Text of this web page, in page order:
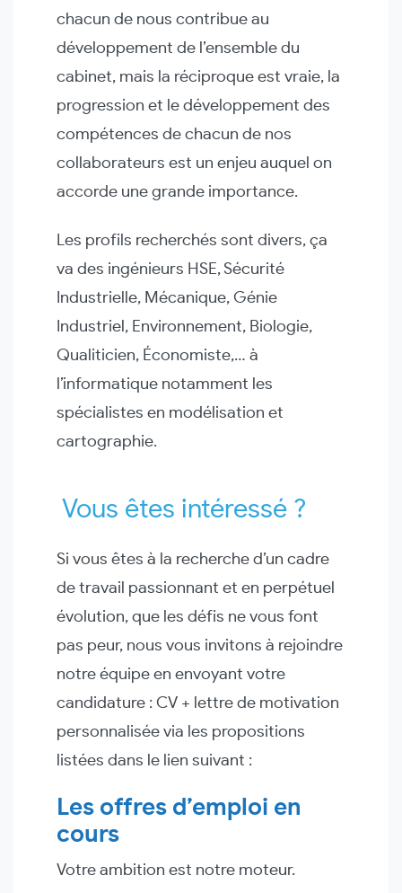
chacun de nous contribue au
développement de l’ensemble du
cabinet, mais la réciproque est vraie, la
progression et le développement des
compétences de chacun de nos
collaborateurs est un enjeu auquel on
accorde une grande importance.
Les profils recherchés sont divers, ça
va des ingénieurs HSE, Sécurité
Industrielle, Mécanique, Génie
Industriel, Environnement, Biologie,
Qualiticien, Économiste,… à
l’informatique notamment les
spécialistes en modélisation et
cartographie.
Vous êtes intéressé ?
Si vous êtes à la recherche d’un cadre
de travail passionnant et en perpétuel
évolution, que les défis ne vous font
pas peur, nous vous invitons à rejoindre
notre équipe en envoyant votre
candidature : CV + lettre de motivation
personnalisée via les propositions
listées dans le lien suivant :
Les offres d’emploi en
cours
Votre ambition est notre moteur.